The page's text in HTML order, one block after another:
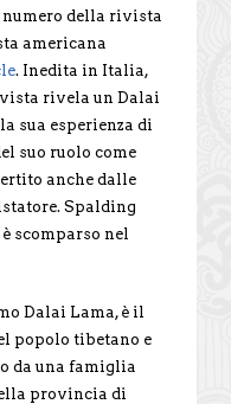
della rivista
americana
. Inedita in Italia,
rivela un Dalai
sua esperienza di
suo ruolo come
anche dalle
Spalding
scomparso nel
Dalai Lama, è il
popolo tibetano e
da una famiglia
provincia di